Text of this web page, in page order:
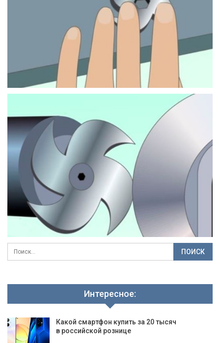
Интересное:
Какой смартфон купить за 20 тысяч
в российской рознице